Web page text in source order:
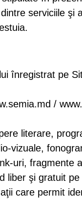
serviciile şi
înregistrat pe
/
literare,
vizuale,
uri, fragmente
liber şi gratuit
care permit